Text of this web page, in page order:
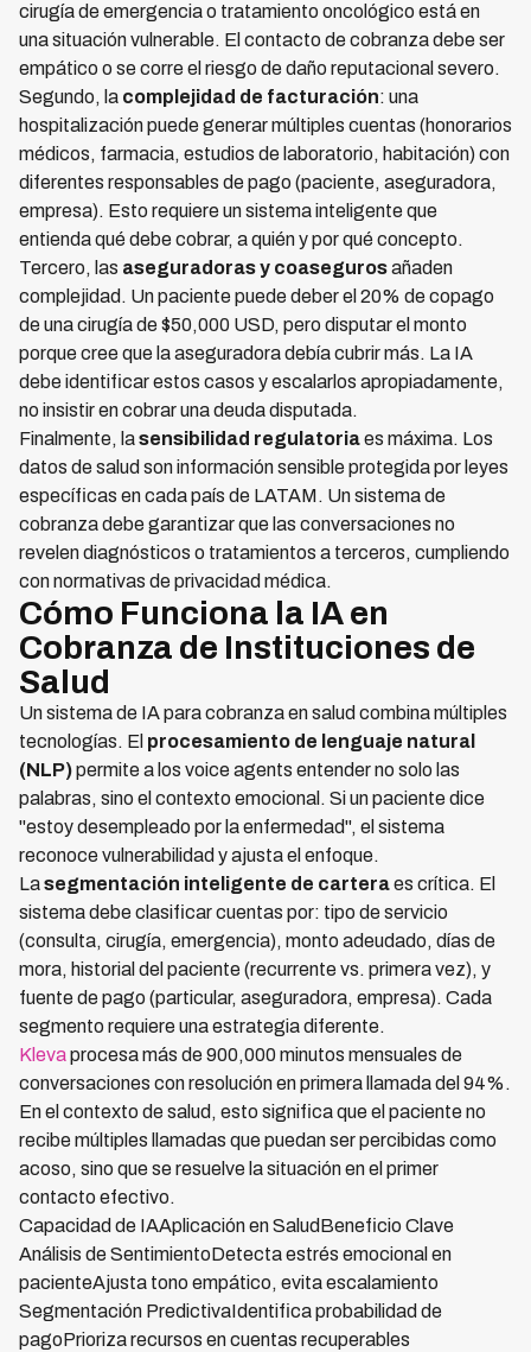
cirugía de emergencia o tratamiento oncológico está en
una situación vulnerable. El contacto de cobranza debe ser
empático o se corre el riesgo de daño reputacional severo.
Segundo, la complejidad de facturación: una
hospitalización puede generar múltiples cuentas (honorarios
médicos, farmacia, estudios de laboratorio, habitación) con
diferentes responsables de pago (paciente, aseguradora,
empresa). Esto requiere un sistema inteligente que
entienda qué debe cobrar, a quién y por qué concepto.
Tercero, las aseguradoras y coasegurosañaden
complejidad. Un paciente puede deber el 20% de copago
de una cirugía de $50,000 USD, pero disputar el monto
porque cree que la aseguradora debía cubrir más. La IA
debe identificar estos casos y escalarlos apropiadamente,
no insistir en cobrar una deuda disputada.
Finalmente, lasensibilidad regulatoriaes máxima. Los
datos de salud son información sensible protegida por leyes
específicas en cada país de LATAM. Un sistema de
cobranza debe garantizar que las conversaciones no
revelen diagnósticos o tratamientos a terceros, cumpliendo
con normativas de privacidad médica.
Cómo Funciona la IA en
Cobranza de Instituciones de
Salud
Un sistema de IA para cobranza en salud combina múltiples
tecnologías. El procesamiento de lenguaje natural
(NLP)permite a los voice agents entender no solo las
palabras, sino el contexto emocional. Si un paciente dice
"estoy desempleado por la enfermedad", el sistema
reconoce vulnerabilidad y ajusta el enfoque.
Lasegmentación inteligente de carteraes crítica. El
sistema debe clasificar cuentas por: tipo de servicio
(consulta, cirugía, emergencia), monto adeudado, días de
mora, historial del paciente (recurrente vs. primera vez), y
fuente de pago (particular, aseguradora, empresa). Cada
segmento requiere una estrategia diferente.
Klevaprocesa más de 900,000 minutos mensuales de
conversaciones con resolución en primera llamada del 94%.
En el contexto de salud, esto significa que el paciente no
recibe múltiples llamadas que puedan ser percibidas como
acoso, sino que se resuelve la situación en el primer
contacto efectivo.
Capacidad de IAAplicación en SaludBeneficio Clave
Análisis de SentimientoDetecta estrés emocional en
pacienteAjusta tono empático, evita escalamiento
Segmentación PredictivaIdentifica probabilidad de
pagoPrioriza recursos en cuentas recuperables